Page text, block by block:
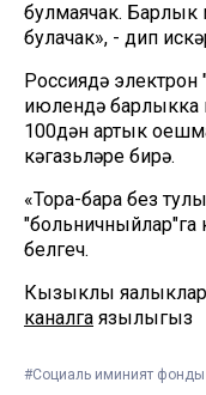
булмаячак. Барлык
булачак», - дип
Россиядә электрон
июлендә барлыкка
100дән артык
кәгазьләре бирә.
«Тора-бара без
белгеч.
Кызыклы
каналга язылыгыз
#Социаль иминият фонды